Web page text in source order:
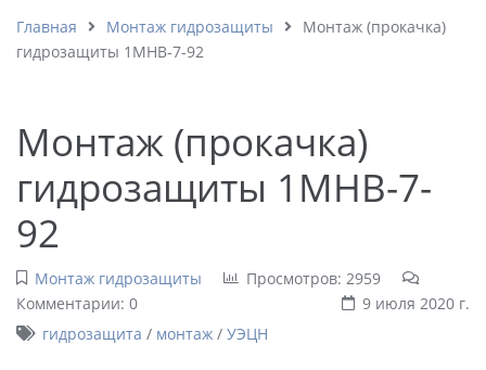
Главная Монтаж гидрозащиты
Монтаж (прокачка)
гидрозащиты 1МНВ-7-92
Монтаж (прокачка)
гидрозащиты 1МНВ-7-
92
Монтаж гидрозащиты
Просмотров: 2959
Комментарии: 0
9 июля 2020 г.
гидрозащита / монтаж/ УЭЦН